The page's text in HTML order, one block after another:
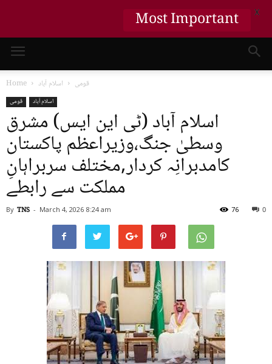
Home قومی اسلام آباد
قومی اسلام آباد
اسلام آباد (ٹی این ایس) مشرق
وسطیٰ جنگ،وزیراعظم پاکستان
کامدبرانِہ کردار,مختلف سربراہانِ
مملکت سے رابطے
By TNS - March 4, 2026 8:24 am 0
76
Most Important X